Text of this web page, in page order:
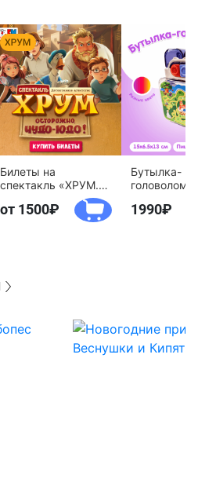
Билеты на
спектакль «ХРУМ.
Осторожно, Чудо-
Юдо!»
от 1500
Бутылка-
агентство
1990